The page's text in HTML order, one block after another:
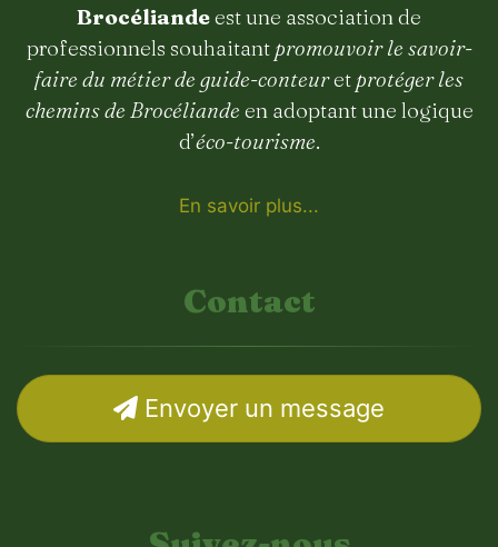
Brocéliandeest une association de
professionnels souhaitant promouvoir le savoir-
faire du métier de guide-conteuret protéger les
chemins de Brocéliande en adoptant une logique
d’éco-tourisme.
En savoir plus...
Contact
Envoyer un message